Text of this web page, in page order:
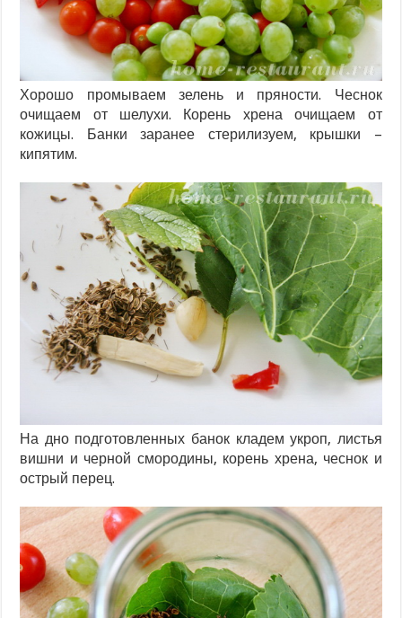
Хорошо промываем зелень и пряности. Чеснок
очищаем от шелухи. Корень хрена очищаем от
кожицы. Банки заранее стерилизуем, крышки –
кипятим.
На дно подготовленных банок кладем укроп, листья
вишни и черной смородины, корень хрена, чеснок и
острый перец.